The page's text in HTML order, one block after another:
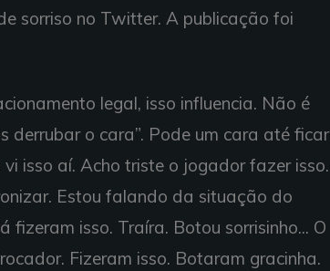
sorriso no Twitter. A publicação foi
legal, isso influencia. Não é
derrubar o cara”. Pode um cara até ficar
isso aí. Acho triste o jogador fazer isso.
Estou falando da situação do
fizeram isso. Traíra. Botou sorrisinho... O
Fizeram isso. Botaram gracinha.